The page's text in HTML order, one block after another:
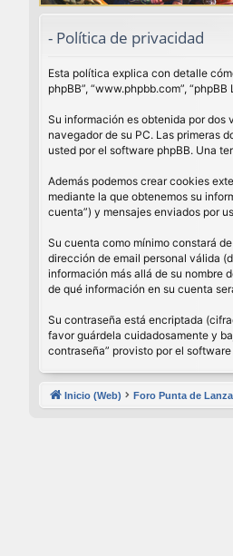
- Política de privacidad
Esta política explica con detalle
phpBB”, “www.phpbb.com”,
Su información es obtenida por dos
navegador de su PC. Las primeras
usted por el software phpBB. Una
Además podemos crear cookies
mediante la que obtenemos su
cuenta”) y mensajes enviados por
Su cuenta como mínimo constará
dirección de email personal válida
información más allá de su nombre
de qué información en su cuenta
Su contraseña está encriptada
favor guárdela cuidadosamente y
contraseña” provisto por el
Inicio (Web) Foro Punta de